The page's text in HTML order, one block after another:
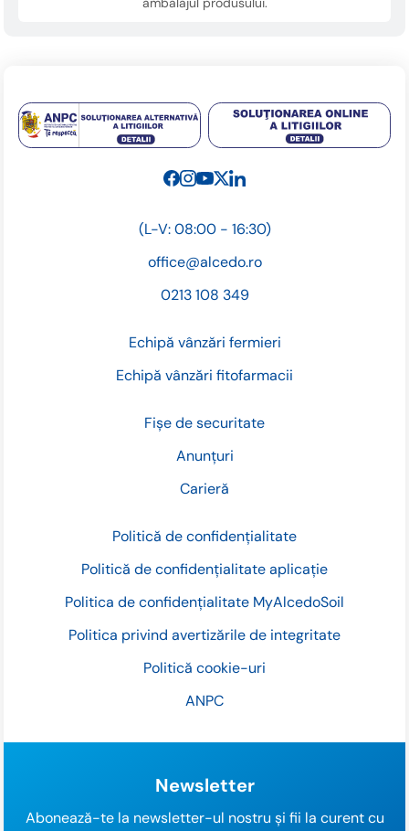
Fișe de securitate
Anunțuri
Carieră
Politică de confidențialitate
Politică de confidențialitate aplicație
Politica de confidențialitate MyAlcedoSoil
Politica privind avertizările de integritate
Politică cookie-uri
ANPC
(L-V: 08:00 - 16:30)
office@alcedo.ro
0213 108 349
Echipă vânzări fermieri
Echipă vânzări fitofarmacii
Newsletter
Abonează-te la newsletter-ul nostru și fii la curent cu